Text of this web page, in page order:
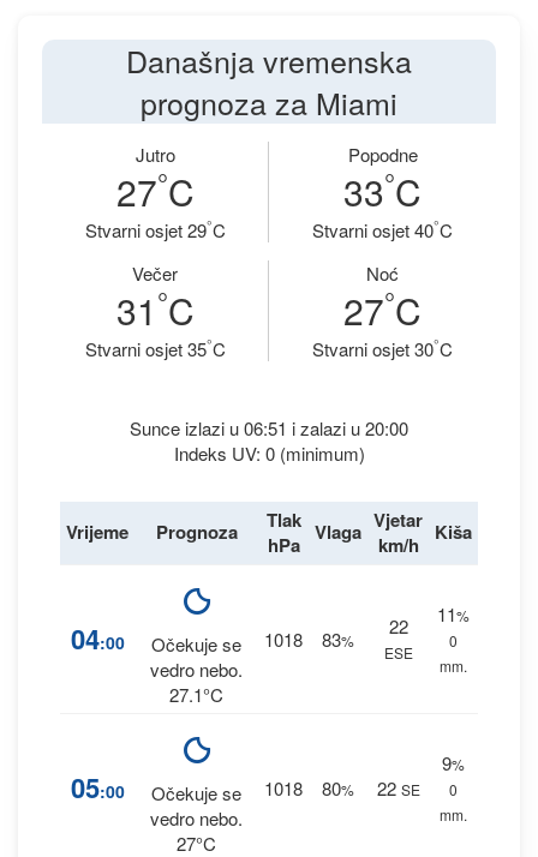
Današnja vremenska
prognoza za Miami
Jutro
27°C
Stvarni osjet 29°C
Popodne
33°C
Stvarni osjet 40°C
Večer
31 °C
Stvarni osjet 35°C
Noć
27°C
Stvarni osjet 30°C
Sunce izlazi u 06:51 i zalazi u 20:00
Indeks UV: 0 (minimum)
Vrijeme Prognoza
Tlak
hPa Vlaga Vjetar
km/h
Kiša
04:00
Očekuje se
vedro nebo.
27.1°C
1018 83%
22
ESE
11%
0
mm.
05:00
Očekuje se
vedro nebo.
27°C
1018 80% 22 SE
9%
0
mm.